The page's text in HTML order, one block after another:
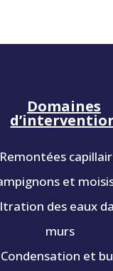
Domaines
Remontées
et
des eaux
murs
Condensation et